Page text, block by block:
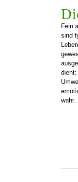
Fein
sind
dient:
wahr.